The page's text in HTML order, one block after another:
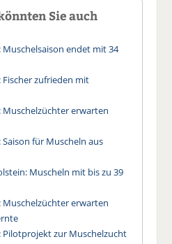
Sie auch
Muschelsaison endet mit 34
Fischer zufrieden mit
Muschelzüchter erwarten
für Muscheln aus
Muscheln mit bis zu 39
Muschelzüchter erwarten
Pilotprojekt zur Muschelzucht